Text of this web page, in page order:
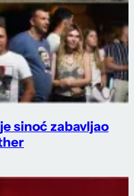
sinoć zabavljao